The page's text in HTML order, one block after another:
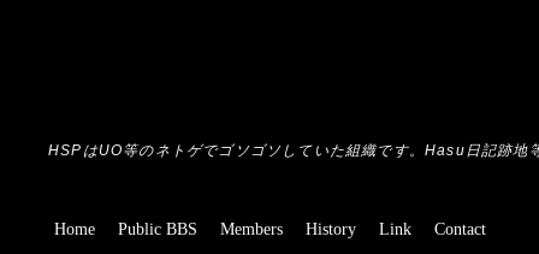
HSPはUO等のネトゲでゴソゴソしていた組織です。Hasu日記跡地
Home Public BBS Members History Link Contact